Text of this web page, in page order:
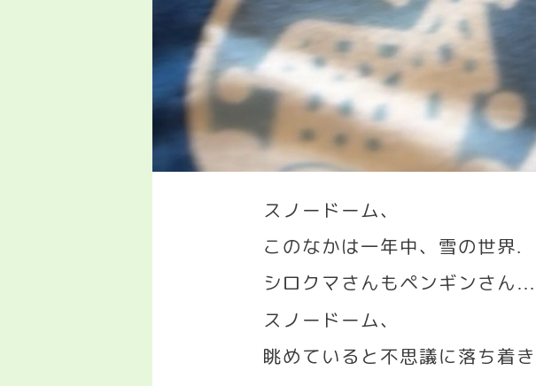
スノードーム、
このなかは一年中、雪の世界.
シロクマさんもペンギンさん …
スノードーム、
眺めていると不思議に落ち着